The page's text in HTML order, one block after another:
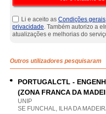
Li e aceito as Condições gerais
privacidade. Também autorizo a
atualizações e melhorias do
Outros utilizadores pesquisaram
PORTUGALCTL -
(ZONA FRANCA DA
UNIP
SE FUNCHAL, ILHA DA